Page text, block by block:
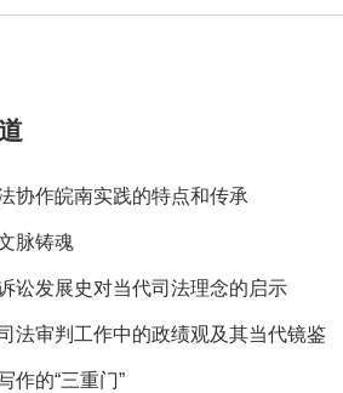
协作皖南实践的特点和传承
脉铸魂
讼发展史对当代司法理念的启示
法审判工作中的政绩观及其当代镜鉴
作的“三重门”